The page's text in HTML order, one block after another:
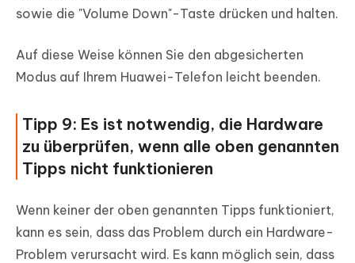
sowie die "Volume Down"-Taste drücken und halten.
Auf diese Weise können Sie den abgesicherten
Modus auf Ihrem Huawei-Telefon leicht beenden.
Tipp 9: Es ist notwendig, die Hardware
zu überprüfen, wenn alle oben genannten
Tipps nicht funktionieren
Wenn keiner der oben genannten Tipps funktioniert,
kann es sein, dass das Problem durch ein Hardware-
Problem verursacht wird. Es kann möglich sein, dass